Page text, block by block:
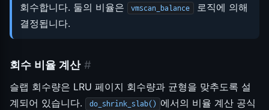
회수합니다. 둘의 비율은
vmscan_balance
로직에 의해
결정됩니다.
회수 비율 계산 #
슬랩 회수량은 LRU 페이지 회수량과 균형을 맞추도록 설
계되어 있습니다.
do_shrink_slab() 에서의 비율 계산 공식